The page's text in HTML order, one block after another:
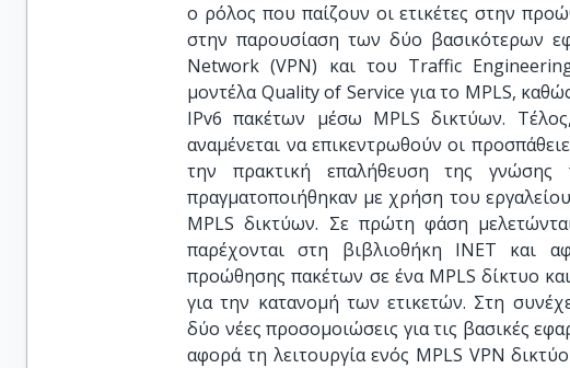
ο ρόλος που παίζουν οι ετικέτες στην
στην παρουσίαση των δύο βασικότερων
Network (VPN) και του Traffic
μοντέλα Quality of Service για το MPLS,
IPv6 πακέτων μέσω MPLS δικτύων.
αναμένεται να επικεντρωθούν οι
την πρακτική επαλήθευση της
πραγματοποιήθηκαν με χρήση του
MPLS δικτύων. Σε πρώτη φάση
παρέχονται στη βιβλιοθήκη INET και
προώθησης πακέτων σε ένα MPLS δίκτυο
για την κατανομή των ετικετών. Στη
δύο νέες προσομοιώσεις για τις βασικές
αφορά τη λειτουργία ενός MPLS VPN